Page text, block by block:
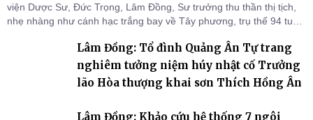
viện Dược Sư, Đức Trọng, Lâm Đồng, Sư trưởng thu thần thị tịch,
nhẹ nhàng như cánh hạc trắng bay về Tây phương, trụ thế 94 tuổi
Lâm Đồng: Tổ đình Quảng Ân Tự trang
nghiêm tưởng niệm húy nhật cố Trưởng
lão Hòa thượng khai sơn Thích Hồng Ân
Lâm Đồng: Khảo cứu hệ thống 7 ngôi